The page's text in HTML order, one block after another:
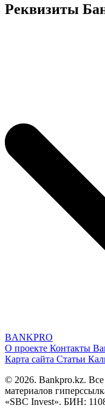
Реквизиты
BANKPRO
О проекте Контакты
Карта сайта Статьи
© 2026. Bankpro.kz.
материалов
«SBC Invest». БИН: